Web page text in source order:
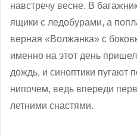
навстречу весне. В
ящики с ледобурами, а
верная «Волжанка» с
именно на этот день
дождь, и синоптики пугают
нипочем, ведь впереди
летними снастями.